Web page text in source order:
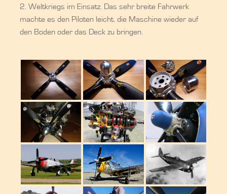
2. Weltkriegs im Einsatz. Das sehr breite Fahrwerk
machte es den Piloten leicht, die Maschine wieder auf
den Boden oder das Deck zu bringen.